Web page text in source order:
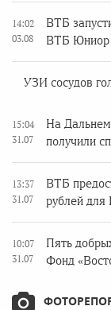
14:02
03.08
ВТБ
ВТБ Юниор
УЗИ сосудов
15:04
31.07
На
получили
13:37
31.07
ВТБ
рублей
10:07
31.07
Пять
Фонд